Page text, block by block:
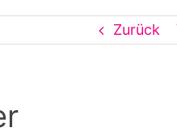
Zurück